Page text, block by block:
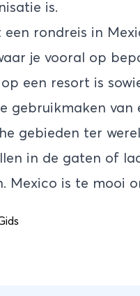
is.
een rondreis in
je vooral op
een resort is
gebruikmaken van
gebieden ter
in de gaten of
Mexico is te mooi